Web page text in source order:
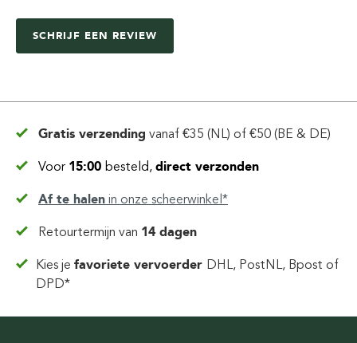
SCHRIJF EEN REVIEW
Gratis verzending vanaf €35 (NL) of €50 (BE & DE)
Voor 15:00 besteld, direct verzonden
Af te halen in onze scheerwinkel*
Retourtermijn van 14 dagen
Kies jefavoriete vervoerder DHL, PostNL, Bpost of
DPD*